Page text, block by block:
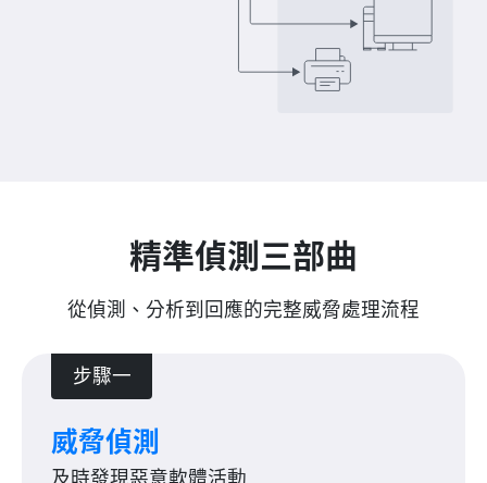
精準偵測三部曲
從偵測、分析到回應的完整威脅處理流程
步驟一
威脅偵測
及時發現惡意軟體活動